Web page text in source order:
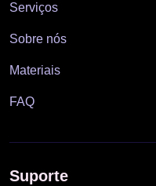
Serviços
Sobre nós
Materiais
FAQ
Suporte